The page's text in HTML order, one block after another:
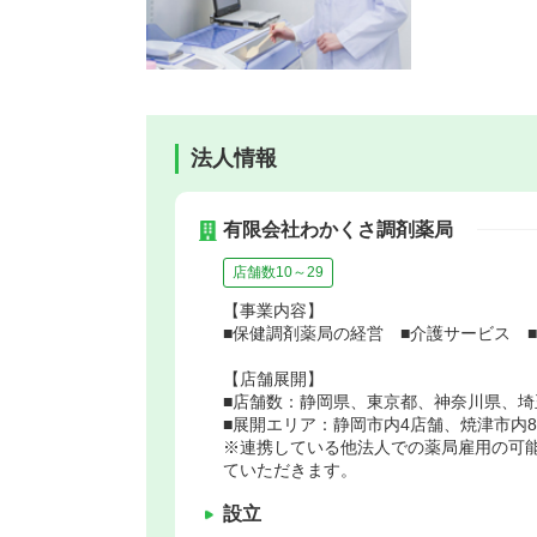
法人情報
有限会社わかくさ調剤薬局
店舗数10～29
【事業内容】
■保健調剤薬局の経営 ■介護サービス
【店舗展開】
■店舗数：静岡県、東京都、神奈川県、
■展開エリア：静岡市内4店舗、焼津市
※連携している他法人での薬局雇用の可
ていただきます。
設立